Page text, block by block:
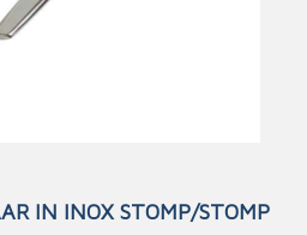
IN INOX STOMP/STOMP